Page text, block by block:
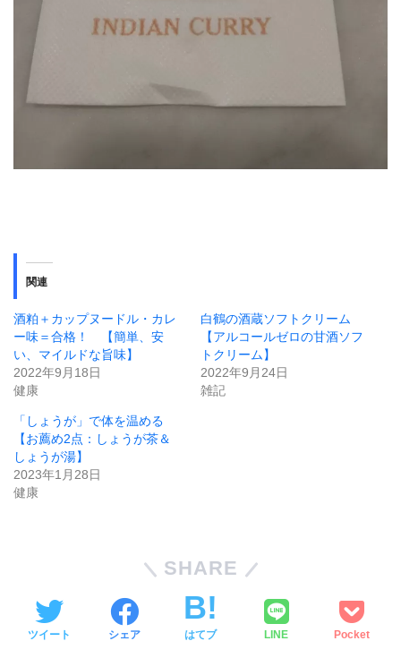
関連
酒粕＋カップヌードル・カレ
ー味＝合格！ 【簡単、安
い、マイルドな旨味】
2022年9月18日
健康
白鶴の酒蔵ソフトクリーム
【アルコールゼロの甘酒ソフ
トクリーム】
2022年9月24日
雑記
「しょうが」で体を温める
【お薦め2点：しょうが茶＆
しょうが湯】
2023年1月28日
健康
SHARE
ツイート シェア はてブ LINE Pocket